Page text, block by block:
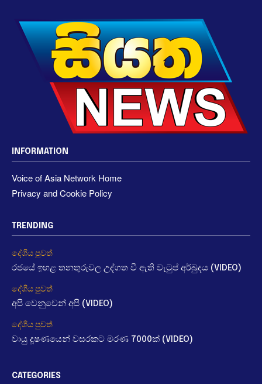
INFORMATION
Voice of Asia Network Home
Privacy and Cookie Policy
TRENDING
දේශීය පුවත්
රජයේ ඉහළ තනතුරුවල උද්ගත වී ඇති වැටුප් අර්බුදය (VIDEO)
දේශීය පුවත්
අපි වෙනුවෙන් අපි (VIDEO)
දේශීය පුවත්
වායු දූෂණයෙන් වසරකට මරණ 7000ක් (VIDEO)
CATEGORIES